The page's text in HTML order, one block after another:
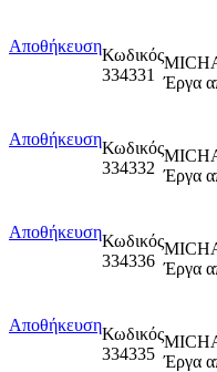
ΑποθήκευσηΚωδικός
334331
Έργα
ΑποθήκευσηΚωδικός
334332 Έργα
ΑποθήκευσηΚωδικός
334336 Έργα
ΑποθήκευσηΚωδικός
334335 Έργα